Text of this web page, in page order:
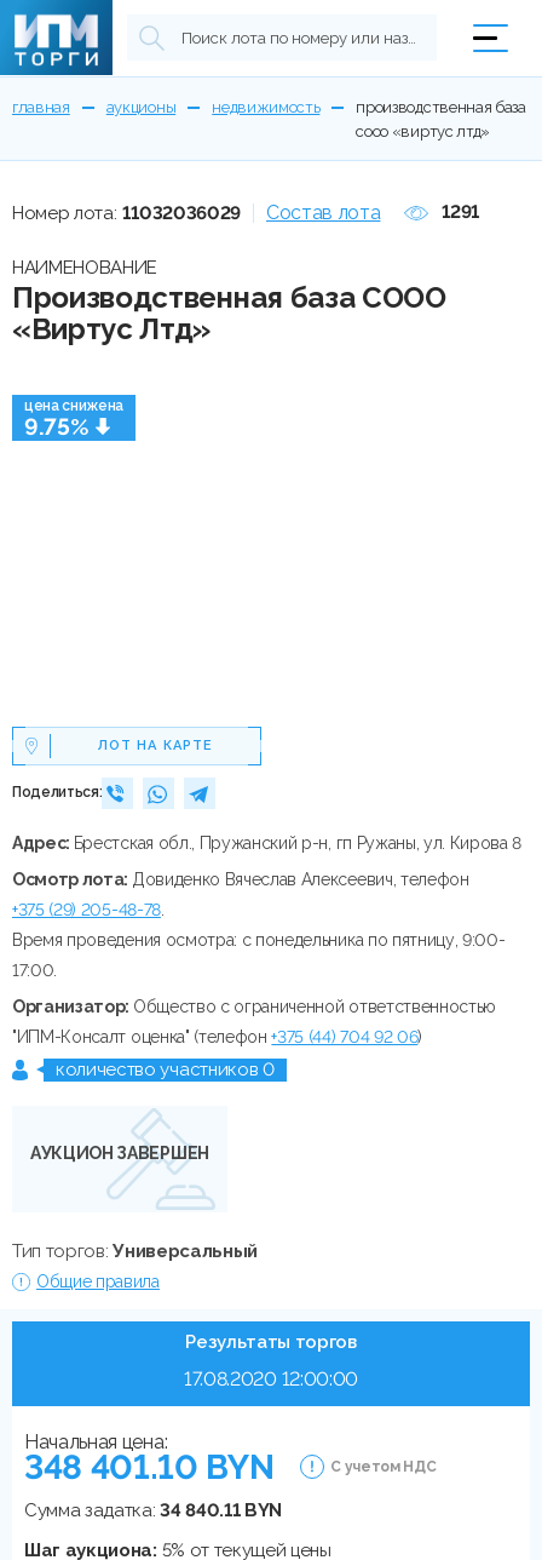
главная аукционы недвижимость
производственная база
сооо «виртус лтд»
цена снижена
9.75%
ЛОТ НА КАРТЕ
Поделиться:
Номер лота: 11032036029 Состав лота 1291
НАИМЕНОВАНИЕ
Производственная база СООО
«Виртус Лтд»
Адрес: Брестская обл., Пружанский р-н, гп Ружаны, ул. Кирова 8
Осмотр лота: Довиденко Вячеслав Алексеевич, телефон
+375 (29) 205-48-78.
Время проведения осмотра: с понедельника по пятницу, 9:00-
17:00.
Организатор: Общество с ограниченной ответственностью
"ИПМ-Консалт оценка" (телефон+375 (44) 704 92 06)
количество участников 0
АУКЦИОН ЗАВЕРШЕН
Тип торгов:Универсальный
Общие правила
Результаты торгов
17.08.2020 12:00:00
Начальная цена:
348 401.10 BYN С учетом НДС
Сумма задатка:34 840.11 BYN
Шаг аукциона: 5% от текущей цены